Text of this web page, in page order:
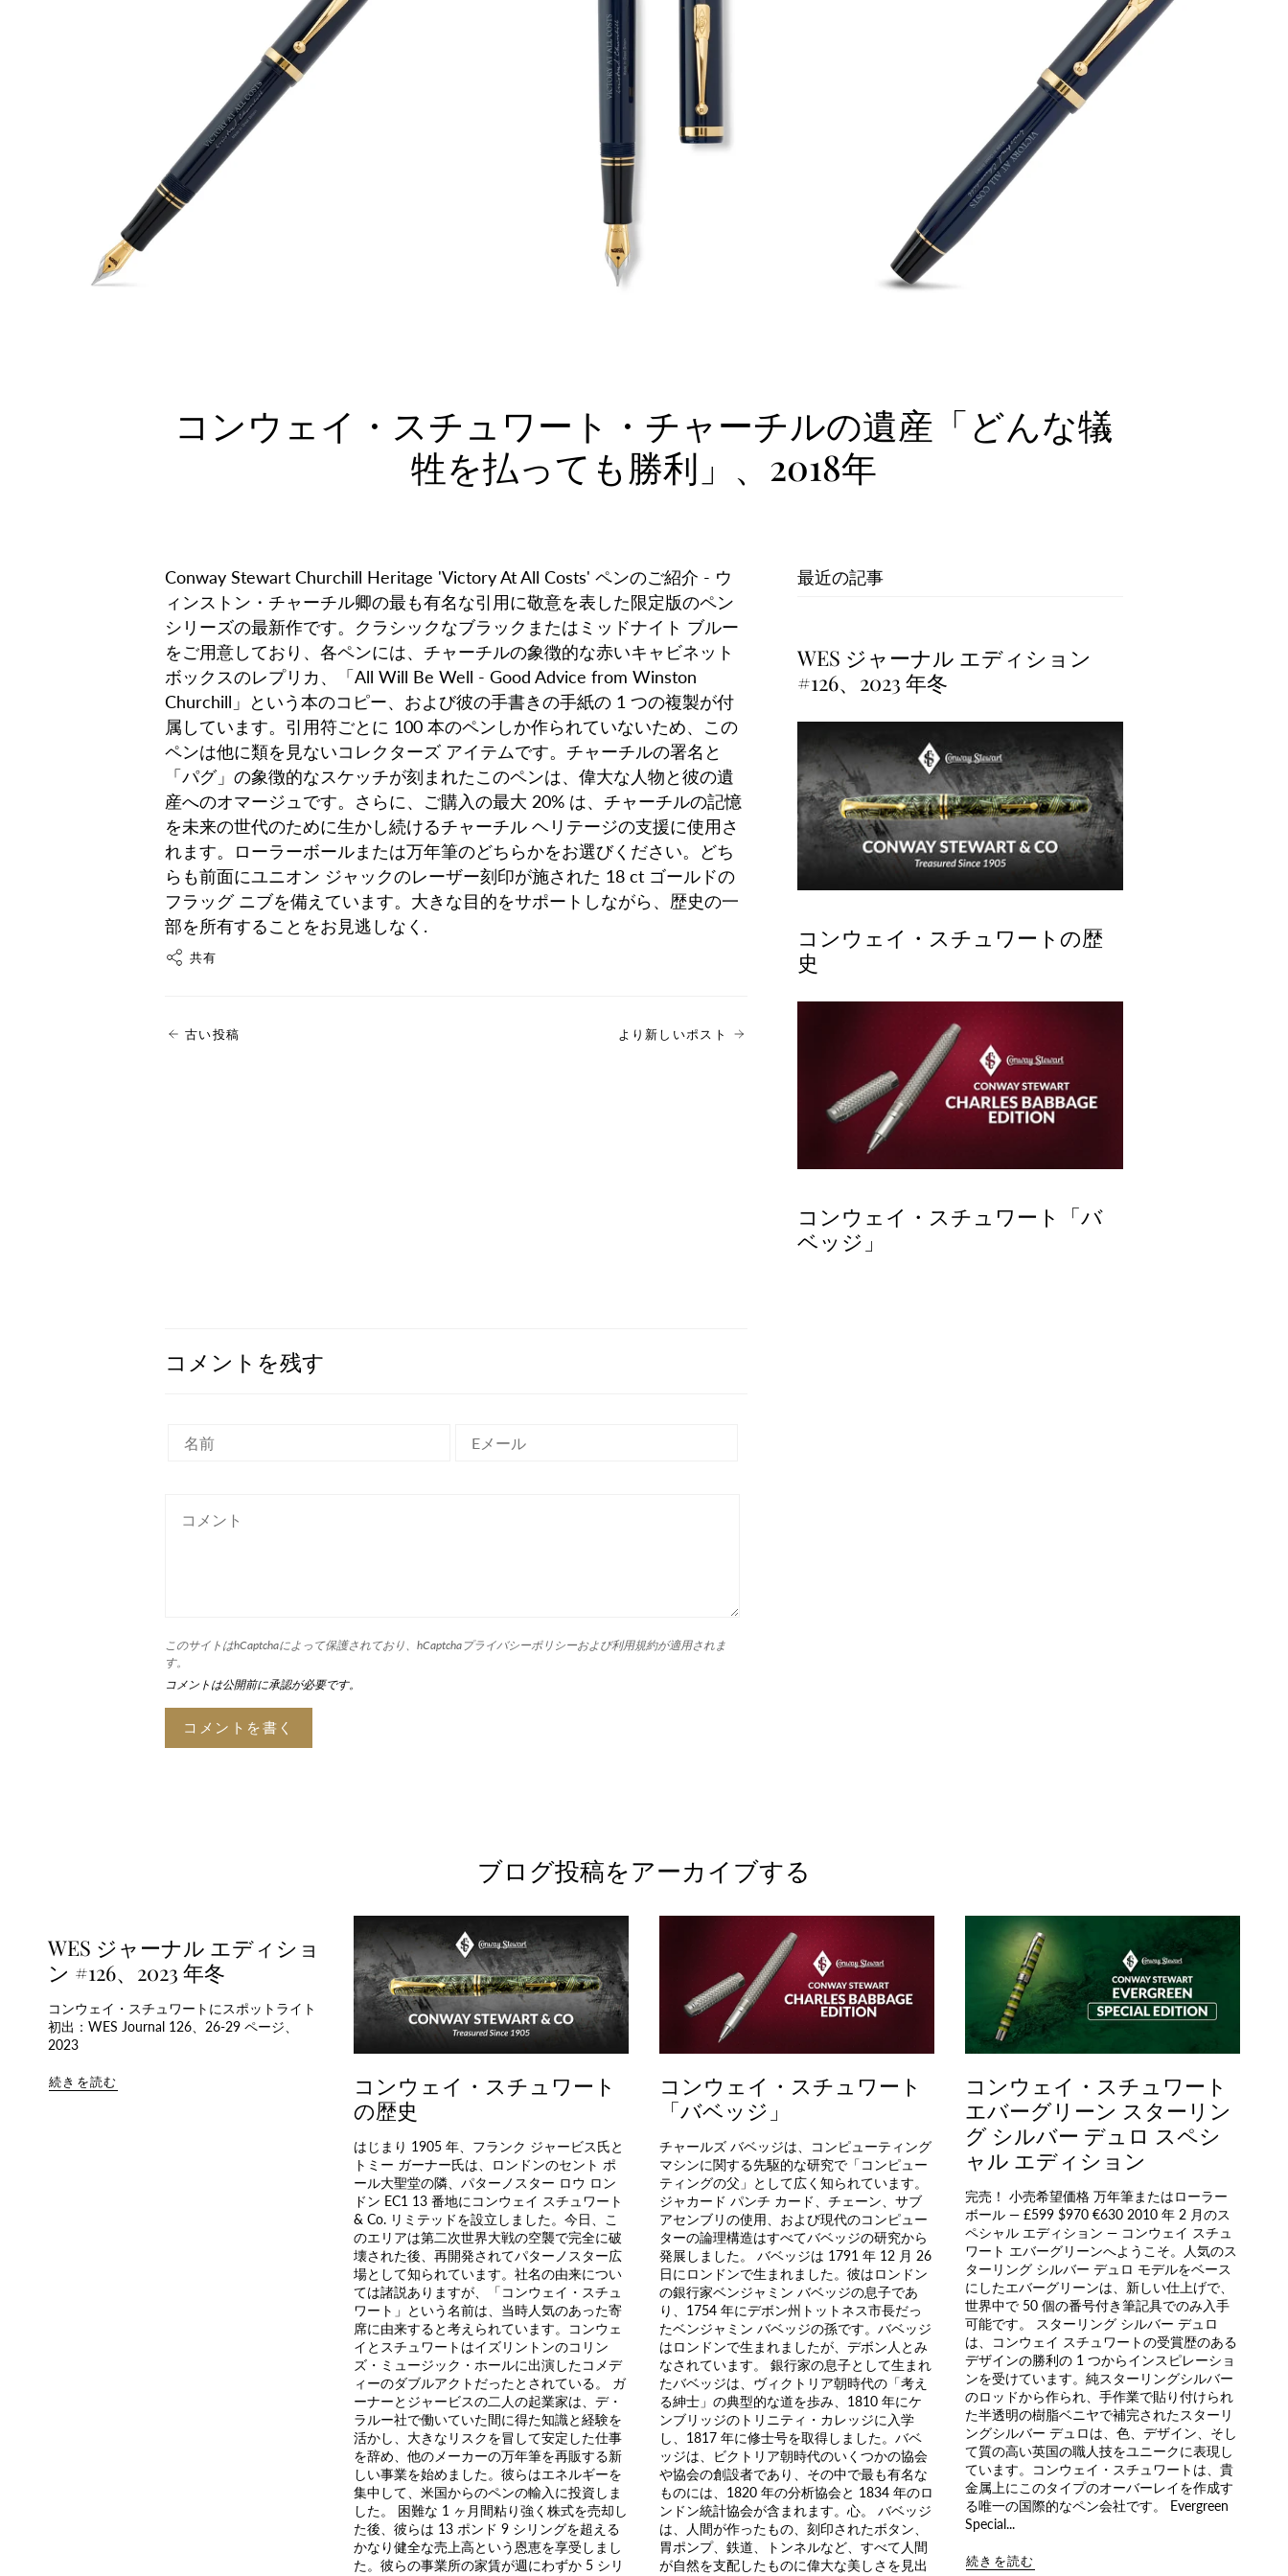
コンウェイ・スチュワート・チャーチルの遺産「どんな犠
牲を払っても勝利」、2018年
Conway Stewart Churchill Heritage 'Victory At All Costs' ペンのご紹介 - ウ
ィンストン・チャーチル卿の最も有名な引用に敬意を表した限定版のペン
シリーズの最新作です。クラシックなブラックまたはミッドナイト ブルー
をご用意しており、各ペンには、チャーチルの象徴的な赤いキャビネット
ボックスのレプリカ、「All Will Be Well - Good Advice from Winston
Churchill」という本のコピー、および彼の手書きの手紙の 1 つの複製が付
属しています。引用符ごとに 100 本のペンしか作られていないため、この
ペンは他に類を見ないコレクターズ アイテムです。チャーチルの署名と
「パグ」の象徴的なスケッチが刻まれたこのペンは、偉大な人物と彼の遺
産へのオマージュです。さらに、ご購入の最大 20% は、チャーチルの記憶
を未来の世代のために生かし続けるチャーチル ヘリテージの支援に使用さ
れます。ローラーボールまたは万年筆のどちらかをお選びください。どち
らも前面にユニオン ジャックのレーザー刻印が施された 18 ct ゴールドの
フラッグ ニブを備えています。大きな目的をサポートしながら、歴史の一
部を所有することをお見逃しなく.
共有
より新しいポスト
古い投稿
最近の記事
WES ジャーナル エディション
#126、2023 年冬
コンウェイ・スチュワートの歴
史
コンウェイ・スチュワート「バ
ベッジ」
コメントを残す
このサイトはhCaptchaによって保護されており、hCaptcha プライバシーポリシーおよび利用規約が適用されま
す。
コメントは公開前に承認が必要です。
ブログ投稿をアーカイブする
WES ジャーナル エディショ
ン #126、2023 年冬
コンウェイ・スチュワートにスポットライト
初出：WES Journal 126、26-29 ページ、
2023
続きを読む
コンウェイ・スチュワート
の歴史
はじまり 1905 年、フランク ジャービス氏と
トミー ガーナー氏は、ロンドンのセント ポ
ール大聖堂の隣、パターノスター ロウ ロン
ドン EC1 13 番地にコンウェイ スチュワート
& Co. リミテッドを設立しました。今日、こ
のエリアは第二次世界大戦の空襲で完全に破
壊された後、再開発されてパターノスター広
場として知られています。社名の由来につい
ては諸説ありますが、「コンウェイ・スチュ
ワート」という名前は、当時人気のあった寄
席に由来すると考えられています。コンウェ
イとスチュワートはイズリントンのコリン
ズ・ミュージック・ホールに出演したコメデ
ィーのダブルアクトだったとされている。 ガ
ーナーとジャービスの二人の起業家は、デ・
ラルー社で働いていた間に得た知識と経験を
活かし、大きなリスクを冒して安定した仕事
を辞め、他のメーカーの万年筆を再販する新
しい事業を始めました。彼らはエネルギーを
集中して、米国からのペンの輸入に投資しま
した。 困難な 1 ヶ月間粘り強く株式を売却し
た後、彼らは 13 ポンド 9 シリングを超える
かなり健全な売上高という恩恵を享受しまし
た。彼らの事業所の家賃が週にわずか 5 シリ
コンウェイ・スチュワート
「バベッジ」
チャールズ バベッジは、コンピューティング
マシンに関する先駆的な研究で「コンピュー
ティングの父」として広く知られています。
ジャカード パンチ カード、チェーン、サブ
アセンブリの使用、および現代のコンピュー
ターの論理構造はすべてバベッジの研究から
発展しました。 バベッジは 1791 年 12 月 26
日にロンドンで生まれました。彼はロンドン
の銀行家ベンジャミン バベッジの息子であ
り、1754 年にデボン州トットネス市長だっ
たベンジャミン バベッジの孫です。バベッジ
はロンドンで生まれましたが、デボン人とみ
なされています。 銀行家の息子として生まれ
たバベッジは、ヴィクトリア朝時代の「考え
る紳士」の典型的な道を歩み、1810 年にケ
ンブリッジのトリニティ・カレッジに入学
し、1817 年に修士号を取得しました。バベ
ッジは、ビクトリア朝時代のいくつかの協会
や協会の創設者であり、その中で最も有名な
ものには、1820 年の分析協会と 1834 年のロ
ンドン統計協会が含まれます。心。 バベッジ
は、人間が作ったもの、刻印されたボタン、
胃ポンプ、鉄道、トンネルなど、すべて人間
が自然を支配したものに偉大な美しさを見出
コンウェイ・スチュワート
エバーグリーン スターリン
グ シルバー デュロ スペシ
ャル エディション
完売！ 小売希望価格 万年筆またはローラー
ボール — £599 $970 €630 2010 年 2 月のス
ペシャル エディション — コンウェイ スチュ
ワート エバーグリーンへようこそ。人気のス
ターリング シルバー デュロ モデルをベース
にしたエバーグリーンは、新しい仕上げで、
世界中で 50 個の番号付き筆記具でのみ入手
可能です。 スターリング シルバー デュロ
は、コンウェイ スチュワートの受賞歴のある
デザインの勝利の 1 つからインスピレーショ
ンを受けています。純スターリングシルバー
のロッドから作られ、手作業で貼り付けられ
た半透明の樹脂ベニヤで補完されたスターリ
ングシルバー デュロは、色、デザイン、そし
て質の高い英国の職人技をユニークに表現し
ています。コンウェイ・スチュワートは、貴
金属上にこのタイプのオーバーレイを作成す
る唯一の国際的なペン会社です。 Evergreen
Special...
続きを読む